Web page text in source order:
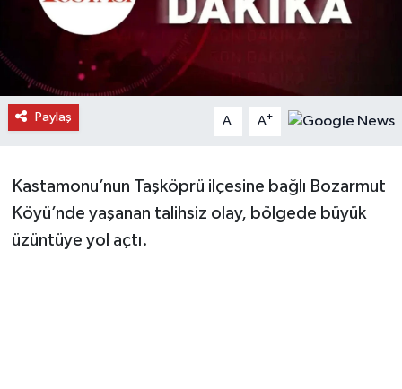
Paylaş A- A+
Kastamonu’nun Taşköprü ilçesine bağlı Bozarmut
Köyü’nde yaşanan talihsiz olay, bölgede büyük
üzüntüye yol açtı.
Hanönü Haberleri
İhsangazi Haberleri
İnebolu Haberleri
Merkez Haberleri
Pınarbaşı Haberleri